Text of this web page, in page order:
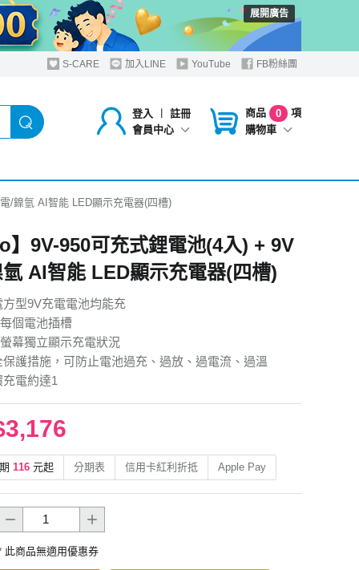
展開廣告
S-CARE 加入LINE YouTube FB粉絲團
登入 ︱
註冊
會員中心
商品 0
項
購物車
/鎳氫 AI智能 LED顯示充電器(四槽)
】9V-950可充式鋰電池(4入) + 9V
AI智能 LED顯示充電器(四槽)
型9V充電電池均能充
個電池插槽
幕獨立顯示充電狀況
護措施，可防止電池過充、過放、過電流、過溫
電約達1
116 元起 分期表 信用卡紅利折抵 Apple Pay
此商品無適用優惠券